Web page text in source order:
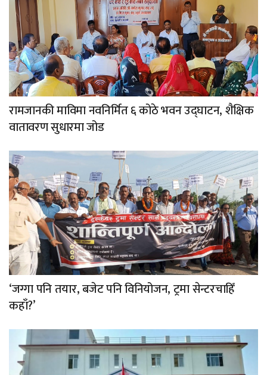
रामजानकी माविमा नवनिर्मित ६ कोठे भवन उद्घाटन, शैक्षिक
वातावरण सुधारमा जोड
‘जग्गा पनि तयार, बजेट पनि विनियोजन, ट्रमा सेन्टरचाहिँ
कहाँ?’